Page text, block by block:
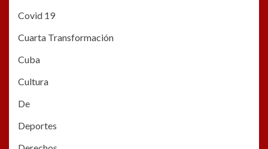
Covid 19
Cuarta Transformación
Cuba
Cultura
De
Deportes